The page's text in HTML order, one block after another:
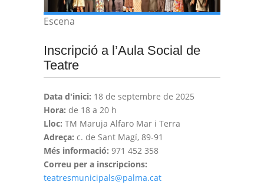
Escena
Inscripció a l’Aula Social de
Teatre
Data d'inici: 18 de septembre de 2025
Hora: de 18 a 20 h
Lloc: TM Maruja Alfaro Mar i Terra
Adreça: c. de Sant Magí, 89-91
Més informació: 971 452 358
Correu per a inscripcions:
teatresmunicipals@palma.cat